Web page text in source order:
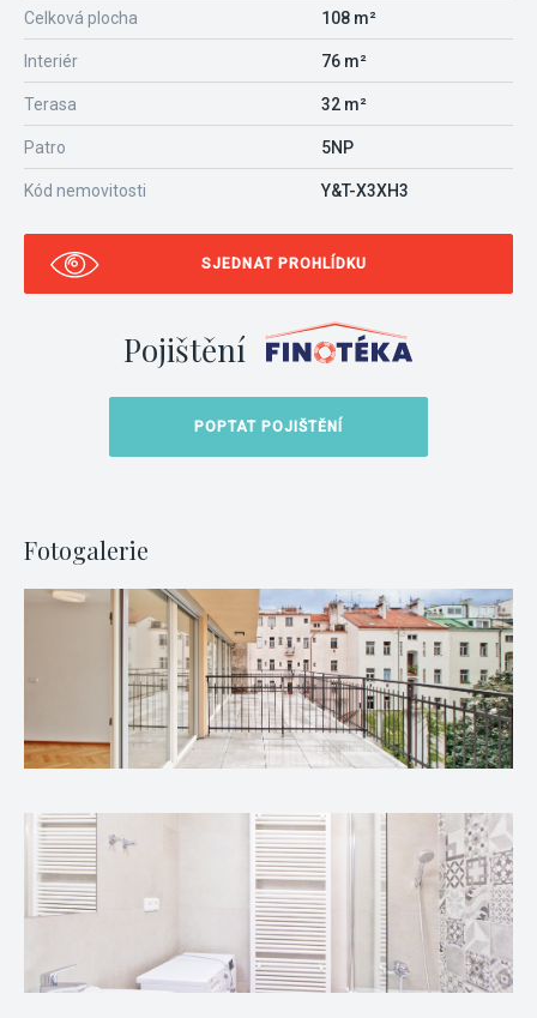
Celková plocha 108 m²
Interiér 76 m²
Terasa 32 m²
Patro 5NP
Kód nemovitosti Y&T-X3XH3
SJEDNAT PROHLÍDKU
Pojištění
POPTAT POJIŠTĚNÍ
Fotogalerie